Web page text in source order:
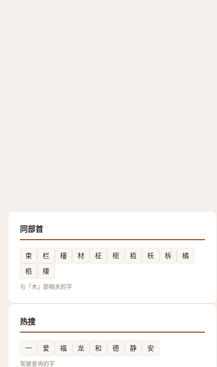
同部首
束 栏 㰂 材 柾 樒 枑 枖 柝
橘
栢
棲
与「木」部相关的字
热搜
一 爱 福 龙 和 德 静 安
常被查询的字